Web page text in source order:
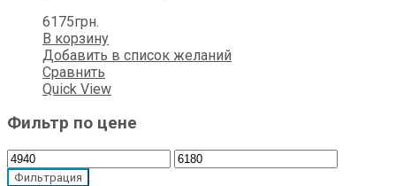
6175грн.
В корзину
Добавить в список желаний
Сравнить
Quick View
Фильтр по цене
Минимальная
цена
Максимальная
цена
Фильтрация